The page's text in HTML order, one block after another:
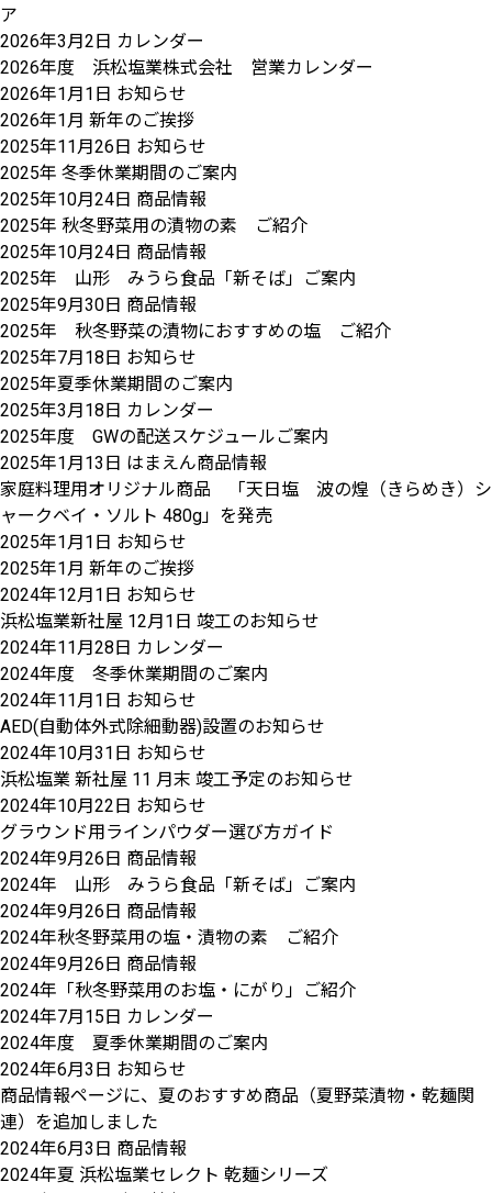
ア
2026年3月2日 カレンダー
2026年度 浜松塩業株式会社 営業カレンダー
2026年1月1日 お知らせ
2026年1月 新年のご挨拶
2025年11月26日 お知らせ
2025年 冬季休業期間のご案内
2025年10月24日 商品情報
2025年 秋冬野菜用の漬物の素 ご紹介
2025年10月24日 商品情報
2025年 山形 みうら食品「新そば」ご案内
2025年9月30日 商品情報
2025年 秋冬野菜の漬物におすすめの塩 ご紹介
2025年7月18日 お知らせ
2025年夏季休業期間のご案内
2025年3月18日 カレンダー
2025年度 GWの配送スケジュールご案内
2025年1月13日 はまえん商品情報
家庭料理用オリジナル商品 「天日塩 波の煌（きらめき）シ
ャークベイ・ソルト 480g」を発売
2025年1月1日 お知らせ
2025年1月 新年のご挨拶
2024年12月1日 お知らせ
浜松塩業新社屋 12月1日 竣工のお知らせ
2024年11月28日 カレンダー
2024年度 冬季休業期間のご案内
2024年11月1日 お知らせ
AED(自動体外式除細動器)設置のお知らせ
2024年10月31日 お知らせ
浜松塩業 新社屋 11 月末 竣工予定のお知らせ
2024年10月22日 お知らせ
グラウンド用ラインパウダー選び方ガイド
2024年9月26日 商品情報
2024年 山形 みうら食品「新そば」ご案内
2024年9月26日 商品情報
2024年秋冬野菜用の塩・漬物の素 ご紹介
2024年9月26日 商品情報
2024年「秋冬野菜用のお塩・にがり」ご紹介
2024年7月15日 カレンダー
2024年度 夏季休業期間のご案内
2024年6月3日 お知らせ
商品情報ページに、夏のおすすめ商品（夏野菜漬物・乾麺関
連）を追加しました
2024年6月3日 商品情報
2024年夏 浜松塩業セレクト 乾麺シリーズ